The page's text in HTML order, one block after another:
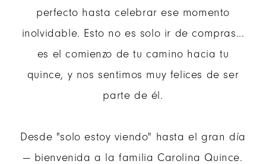
perfecto hasta celebrar ese momento
inolvidable. Esto no es solo ir de compras...
es el comienzo de tu camino hacia tu
quince, y nos sentimos muy felices de ser
parte de él.
Desde "solo estoy viendo" hasta el gran día
— bienvenida a la familia Carolina Quince.